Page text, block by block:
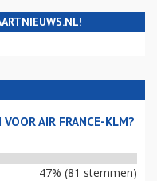
AIR FRANCE-KLM?
47% (81 stemmen)